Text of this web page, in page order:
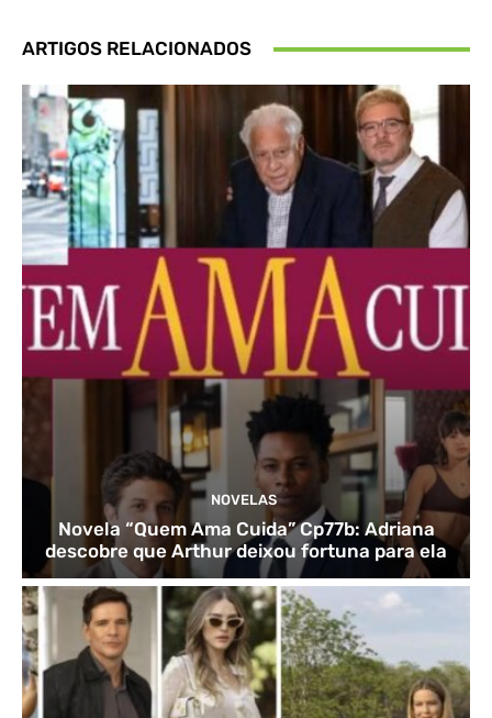
ARTIGOS RELACIONADOS
NOVELAS
Novela “Quem Ama Cuida” Cp77b: Adriana
descobre que Arthur deixou fortuna para ela